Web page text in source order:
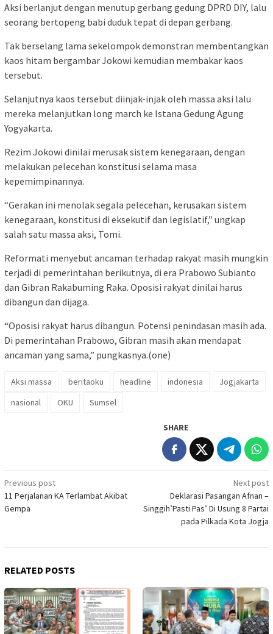
Aksi berlanjut dengan menutup gerbang gedung DPRD DIY, lalu
seorang bertopeng babi duduk tepat di depan gerbang.
Tak berselang lama sekelompok demonstran membentangkan
kaos hitam bergambar Jokowi kemudian membakar kaos
tersebut.
Selanjutnya kaos tersebut diinjak-injak oleh massa aksi lalu
mereka melanjutkan long march ke Istana Gedung Agung
Yogyakarta.
Rezim Jokowi dinilai merusak sistem kenegaraan, dengan
melakukan pelecehan konstitusi selama masa
kepemimpinannya.
“Gerakan ini menolak segala pelecehan, kerusakan sistem
kenegaraan, konstitusi di eksekutif dan legislatif,” ungkap
salah satu massa aksi, Tomi.
Reformati menyebut ancaman terhadap rakyat masih mungkin
terjadi di pemerintahan berikutnya, di era Prabowo Subianto
dan Gibran Rakabuming Raka. Oposisi rakyat dinilai harus
dibangun dan dijaga.
“Oposisi rakyat harus dibangun. Potensi penindasan masih ada.
Di pemerintahan Prabowo, Gibran masih akan mendapat
ancaman yang sama,” pungkasnya.(one)
Aksi massa beritaoku headline indonesia
Jogjakarta
nasional
OKU Sumsel
SHARE
Post
navigation
Previous post
11 Perjalanan KA Terlambat Akibat
Gempa
Next post
Deklarasi Pasangan Afnan –
Singgih’Pasti Pas’ Di Usung 8 Partai
pada Pilkada Kota Jogja
RELATED POSTS